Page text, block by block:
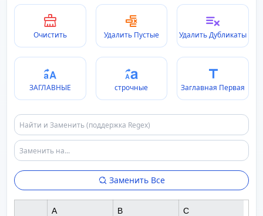
Очистить Удалить Пустые Удалить Дубликаты
ЗАГЛАВНЫЕ строчные Заглавная Первая
Заменить Все
A B C